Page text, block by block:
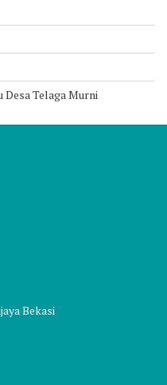
Desa Telaga Murni
Bekasi